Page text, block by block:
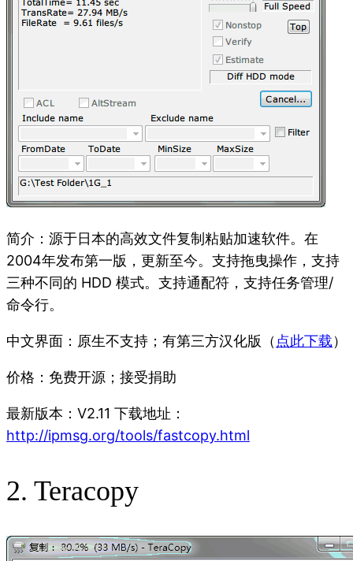
简介：源于日本的高效文件复制粘贴加速软件。在
2004年发布第一版，更新至今。支持拖曳操作，支持
三种不同的 HDD 模式。支持通配符，支持任务管理/
命令行。
中文界面：原生不支持；有第三方汉化版（ 点此下载）
价格：免费开源；接受捐助
最新版本：V2.11 下载地址：
http://ipmsg.org/tools/fastcopy.html
2. Teracopy